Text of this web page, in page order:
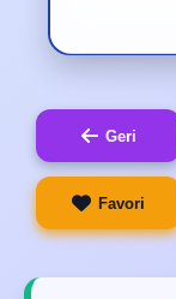
Geri
Favori